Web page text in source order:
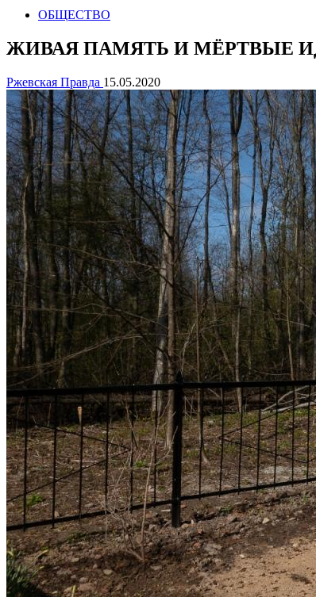
ОБЩЕСТВО
ЖИВАЯ ПАМЯТЬ И МЁРТВЫЕ
Ржевская Правда 15.05.2020